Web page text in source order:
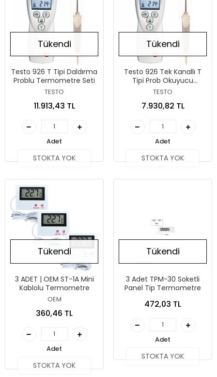
Tükendi
Testo 926 T Tipi Daldırma
Problu Termometre Seti
TESTO
11.913,43 TL
Adet
STOKTA YOK
Tükendi
Testo 926 Tek Kanallı T
Tipi Prob Okuyucu
Termometre
TESTO
7.930,82 TL
Adet
STOKTA YOK
Tükendi
3 ADET | OEM ST-1A Mini
Kablolu Termometre
OEM
360,46 TL
Adet
STOKTA YOK
Tükendi
3 Adet TPM-30 Soketli
Panel Tip Termometre
472,03 TL
Adet
STOKTA YOK